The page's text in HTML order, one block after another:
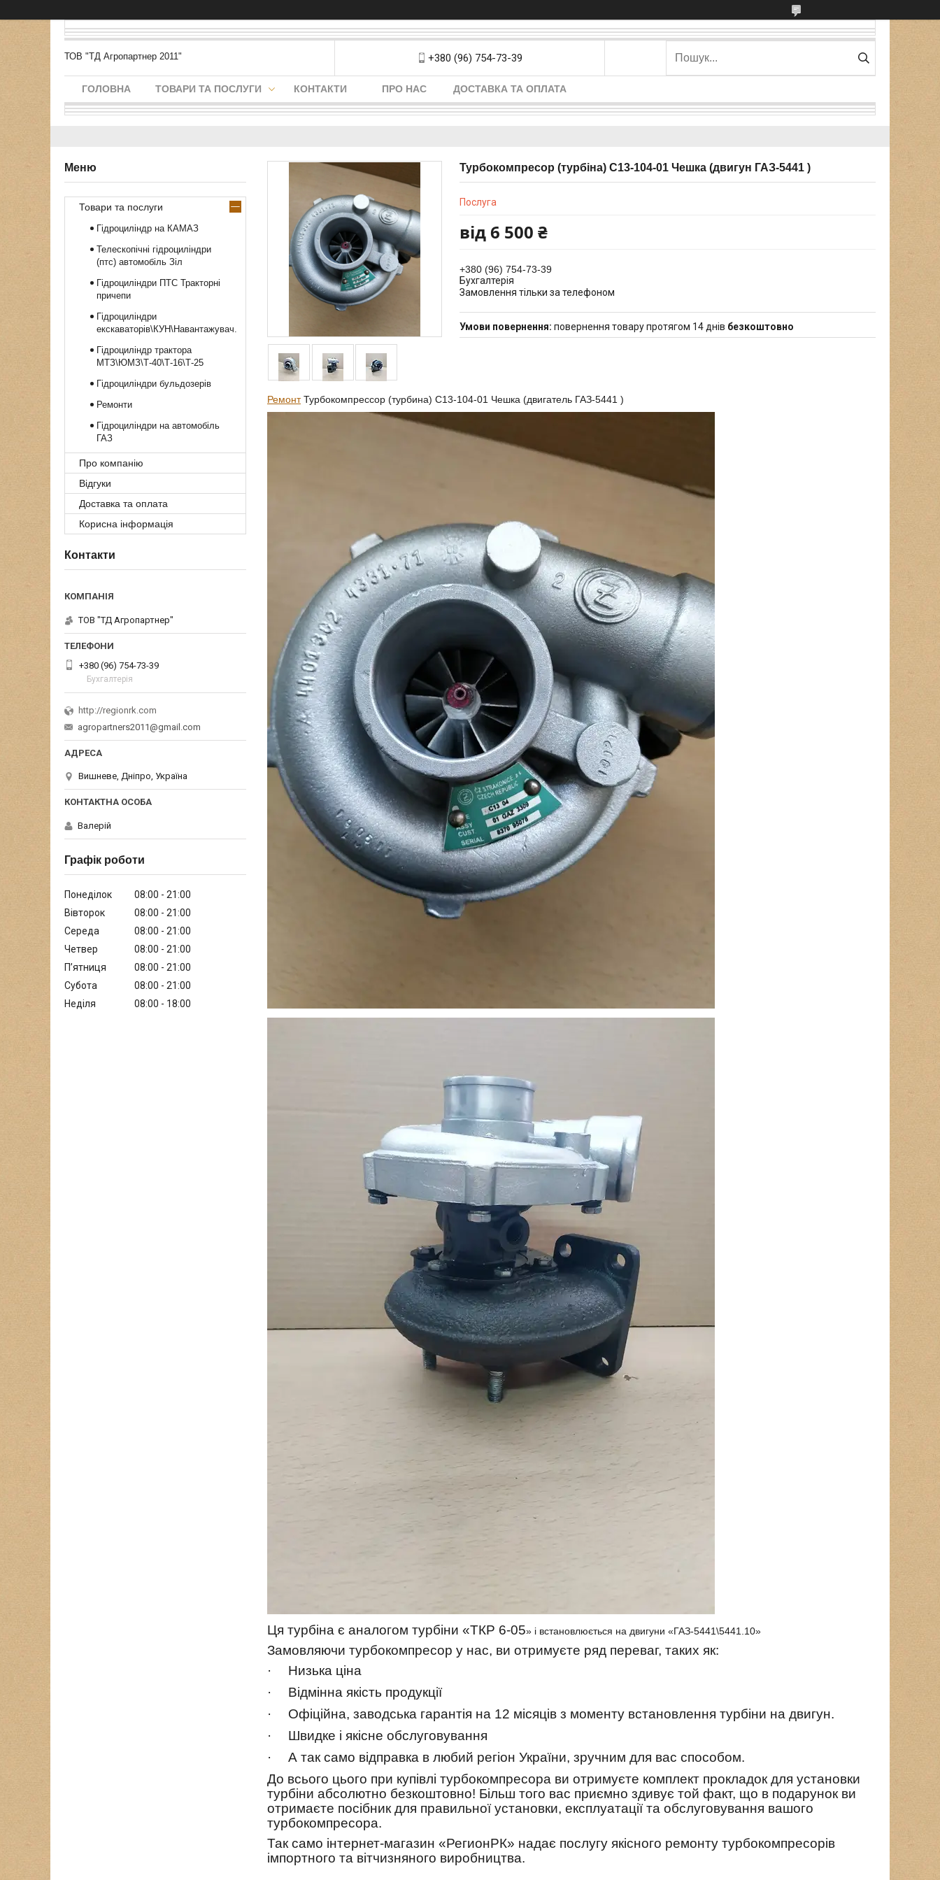
ТОВ "ТД Агропартнер 2011" +380 (96) 754-73-39
ГОЛОВНА ТОВАРИ ТА ПОСЛУГИ КОНТАКТИ ПРО НАС ДОСТАВКА ТА ОПЛАТА
Турбокомпресор (турбіна) С13-104-01 Чешка (двигун ГАЗ-5441 )
Послуга
від6 500 ₴
+380 (96) 754-73-39
Бухгалтерія
Замовлення тільки за телефоном
повернення товару протягом 14 днів безкоштовно
РемонтТурбокомпрессор (турбина) С13-104-01 Чешка (двигатель ГАЗ-5441 )
Ця турбіна є аналогом турбіни «ТКР 6-05» і встановлюється на двигуни «ГАЗ-5441\5441.10»
Замовляючи турбокомпресор у нас, ви отримуєте ряд переваг, таких як:
·
Низька ціна
·
Відмінна якість продукції
·
Офіційна, заводська гарантія на 12 місяців з моменту встановлення турбіни на двигун.
·
Швидке і якісне обслуговування
·
А так само відправка в любий регіон України, зручним для вас способом.
До всього цього при купівлі турбокомпресора ви отримуєте комплект прокладок для установки
турбіни абсолютно безкоштовно! Більш того вас приємно здивує той факт, що в подарунок ви
отримаєте посібник для правильної установки, експлуатації та обслуговування вашого
турбокомпресора.
Так само інтернет-магазин «РегионРК» надає послугу якісного ремонту турбокомпресорів
імпортного та вітчизняного виробництва.
Товари та послуги
Гідроциліндр на КАМАЗ
Телескопічні гідроциліндри
(птс) автомобіль Зіл
Гідроциліндри ПТС Тракторні
причепи
Гідроциліндри
екскаваторів\КУН\Навантажувач.
Гідроциліндр трактора
МТЗ\ЮМЗ\Т-40\Т-16\Т-25
Гідроциліндри бульдозерів
Ремонти
Гідроциліндри на автомобіль
ГАЗ
Про компанію
Відгуки
Доставка та оплата
Корисна інформація
Контакти
ТОВ "ТД Агропартнер"
+380 (96) 754-73-39
Бухгалтерія
http://regionrk.com
agropartners2011@gmail.com
Вишневе, Дніпро, Україна
Валерій
Графік роботи
Понеділок 08:00
21:00
Вівторок
08:00
21:00
Середа
08:00
21:00
Четвер
08:00
21:00
Пʼятниця
08:00
21:00
Субота
08:00
21:00
Неділя
08:00 18:00